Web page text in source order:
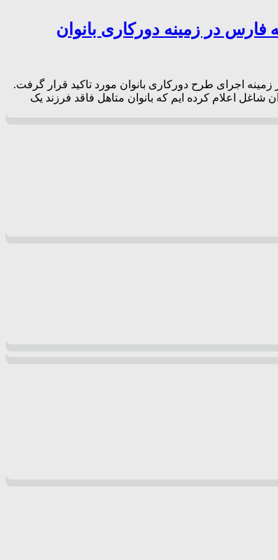
فارس در زمینه دورکاری بانوان
زمینه اجرای طرح دورکاری بانوان مورد تاکید قرار گرفت.
اعلام کرده ایم که بانوان متاهل فاقد فرزند یک